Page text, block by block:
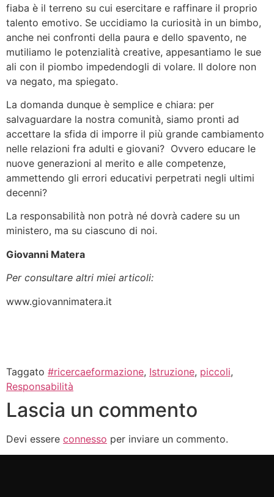
fiaba è il terreno su cui esercitare e raffinare il proprio
talento emotivo. Se uccidiamo la curiosità in un bimbo,
anche nei confronti della paura e dello spavento, ne
mutiliamo le potenzialità creative, appesantiamo le sue
ali con il piombo impedendogli di volare. Il dolore non
va negato, ma spiegato.
La domanda dunque è semplice e chiara: per
salvaguardare la nostra comunità, siamo pronti ad
accettare la sfida di imporre il più grande cambiamento
nelle relazioni fra adulti e giovani? Ovvero educare le
nuove generazioni al merito e alle competenze,
ammettendo gli errori educativi perpetrati negli ultimi
decenni?
La responsabilità non potrà né dovrà cadere su un
ministero, ma su ciascuno di noi.
Giovanni Matera
Per consultare altri miei articoli:
www.giovannimatera.it
Taggato #ricercaeformazione, Istruzione, piccoli,
Responsabilità
Lascia un commento
Devi essere connesso per inviare un commento.